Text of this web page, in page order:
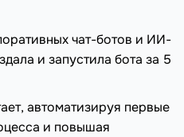
чат-ботов и ИИ-
и запустила бота за 5
автоматизируя первые
и повышая